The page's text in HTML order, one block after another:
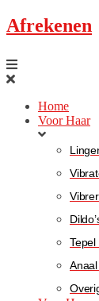
Afrekenen
Home
Voor Haar
Tepel